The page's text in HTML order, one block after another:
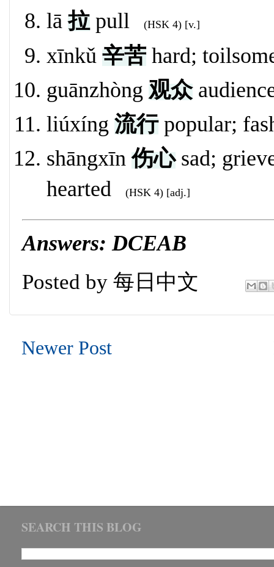
lā拉pull (HSK 4) [v.]
xīnkǔ 辛苦 hard;
guānzhòng 观众
liúxíng 流行popular;
shāngxīn伤心sad;
hearted
(HSK 4) [adj.]
Answers: DCEAB
Posted by 每日中文
Newer Post
SEARCH THIS BLOG